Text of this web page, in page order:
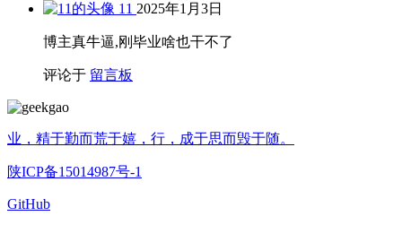
11 2025年1月3日
博主真牛逼,刚毕业啥也干不了
评论于 留言板
业，精于勤而荒于嬉，行，成于思而毁于随。
陕ICP备15014987号-1
GitHub